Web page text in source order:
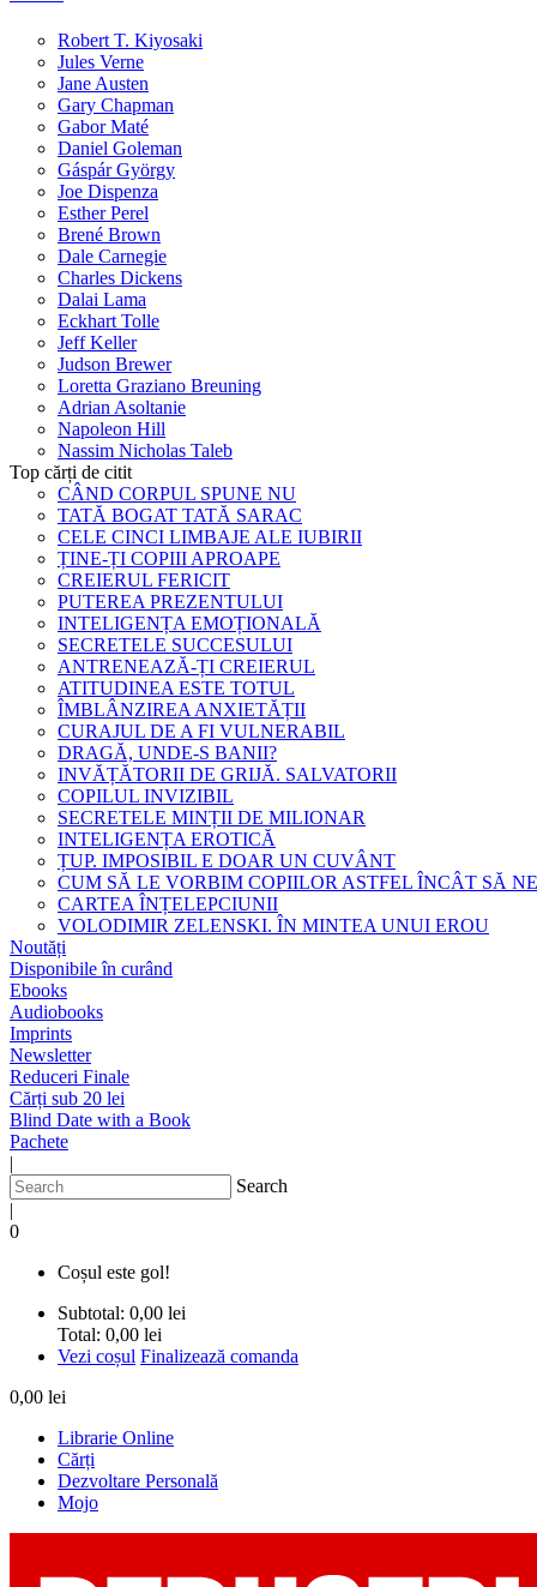
Robert T. Kiyosaki
Jules Verne
Jane Austen
Gary Chapman
Gabor Maté
Daniel Goleman
Gáspár György
Joe Dispenza
Esther Perel
Brené Brown
Dale Carnegie
Charles Dickens
Dalai Lama
Eckhart Tolle
Jeff Keller
Judson Brewer
Loretta Graziano Breuning
Adrian Asoltanie
Napoleon Hill
Nassim Nicholas Taleb
Top cărți de citit
CÂND CORPUL SPUNE NU
TATĂ BOGAT TATĂ SARAC
CELE CINCI LIMBAJE ALE IUBIRII
ȚINE-ȚI COPIII APROAPE
CREIERUL FERICIT
PUTEREA PREZENTULUI
INTELIGENȚA EMOȚIONALĂ
SECRETELE SUCCESULUI
ANTRENEAZĂ-ȚI CREIERUL
ATITUDINEA ESTE TOTUL
ÎMBLÂNZIREA ANXIETĂȚII
CURAJUL DE A FI VULNERABIL
DRAGĂ, UNDE-S BANII?
INVĂȚĂTORII DE GRIJĂ. SALVATORII
COPILUL INVIZIBIL
SECRETELE MINȚII DE MILIONAR
INTELIGENȚA EROTICĂ
ȚUP. IMPOSIBIL E DOAR UN CUVÂNT
CUM SĂ LE VORBIM COPIILOR ASTFEL ÎNCÂT SĂ
CARTEA ÎNȚELEPCIUNII
VOLODIMIR ZELENSKI. ÎN MINTEA UNUI EROU
Noutăți
Disponibile în curând
Ebooks
Audiobooks
Imprints
Newsletter
Reduceri Finale
Cărți sub 20 lei
Blind Date with a Book
Pachete
|
Search
|
0
Coșul este gol!
Subtotal: 0,00 lei
Total: 0,00 lei
Vezi coșul Finalizează comanda
0,00 lei
Librarie Online
Cărți
Dezvoltare Personală
Mojo